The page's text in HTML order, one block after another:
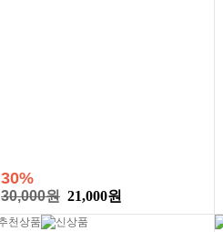
30%
30,000원 21,000원